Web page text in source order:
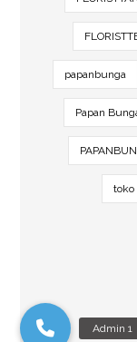
papanbunga
Papan
toko